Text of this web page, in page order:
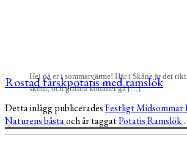
Hej på er i sommarvärme! Här i Skåne är det
skönt, och grillen kommer gå […]
Rostad färskpotatis med ramslök
Detta inlägg publiceradesFestligtMidsommar
Naturens bästaoch är taggatPotatisRamslök.